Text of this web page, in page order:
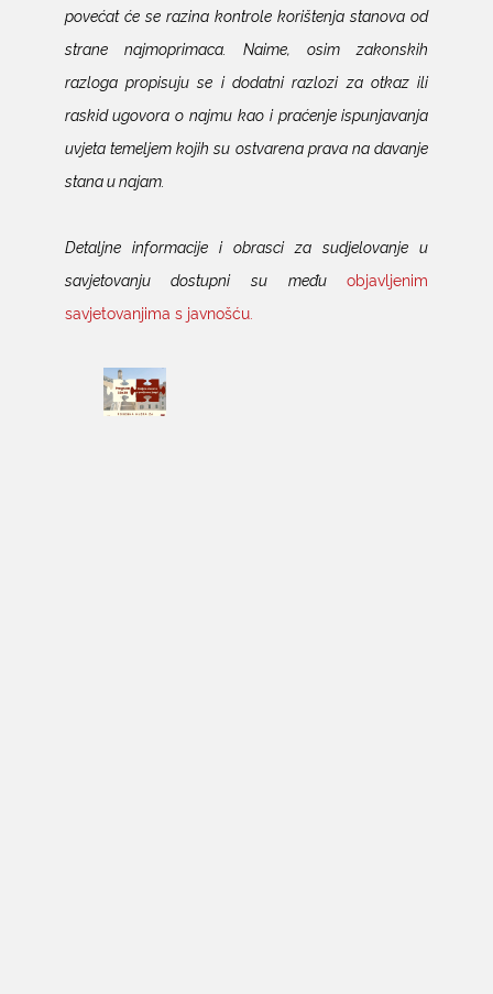
povećat će se razina kontrole korištenja stanova od
strane najmoprimaca. Naime, osim zakonskih
razloga propisuju se i dodatni razlozi za otkaz ili
raskid ugovora o najmu kao i praćenje ispunjavanja
uvjeta temeljem kojih su ostvarena prava na davanje
stana u najam.
Detaljne informacije i obrasci za sudjelovanje u
savjetovanju dostupni su međuobjavljenim
savjetovanjima s javnošću.